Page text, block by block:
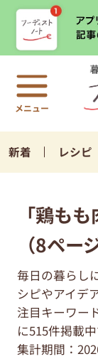
新着 レシピ
「鶏も
（8ペー
毎日の暮らし
シピやアイデ
注目キーワー
に515件掲載中
集計期間：